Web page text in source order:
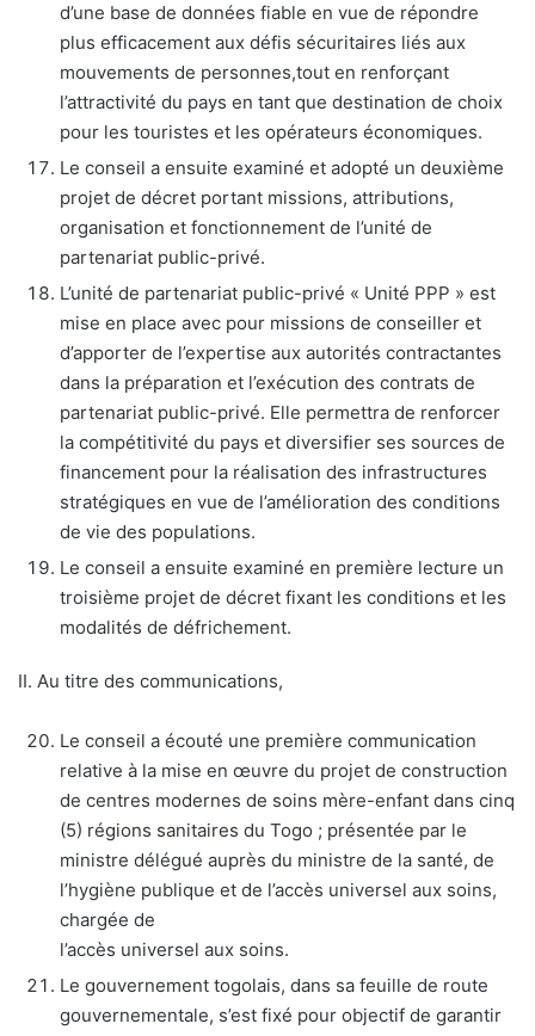
d’une base de données fiable en vue de répondre
plus efficacement aux défis sécuritaires liés aux
mouvements de personnes,tout en renforçant
l’attractivité du pays en tant que destination de choix
pour les touristes et les opérateurs économiques.
Le conseil a ensuite examiné et adopté un deuxième
projet de décret portant missions, attributions,
organisation et fonctionnement de l’unité de
partenariat public-privé.
L’unité de partenariat public-privé « Unité PPP » est
mise en place avec pour missions de conseiller et
d’apporter de l’expertise aux autorités contractantes
dans la préparation et l’exécution des contrats de
partenariat public-privé. Elle permettra de renforcer
la compétitivité du pays et diversifier ses sources de
financement pour la réalisation des infrastructures
stratégiques en vue de l’amélioration des conditions
de vie des populations.
Le conseil a ensuite examiné en première lecture un
troisième projet de décret fixant les conditions et les
modalités de défrichement.
II. Au titre des communications,
Le conseil a écouté une première communication
relative à la mise en œuvre du projet de construction
de centres modernes de soins mère-enfant dans cinq
(5) régions sanitaires du Togo ; présentée par le
ministre délégué auprès du ministre de la santé, de
l’hygiène publique et de l’accès universel aux soins,
chargée de
l’accès universel aux soins.
Le gouvernement togolais, dans sa feuille de route
gouvernementale, s’est fixé pour objectif de garantir